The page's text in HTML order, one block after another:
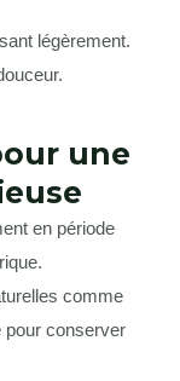
légèrement.
une
en période
comme
pour conserver